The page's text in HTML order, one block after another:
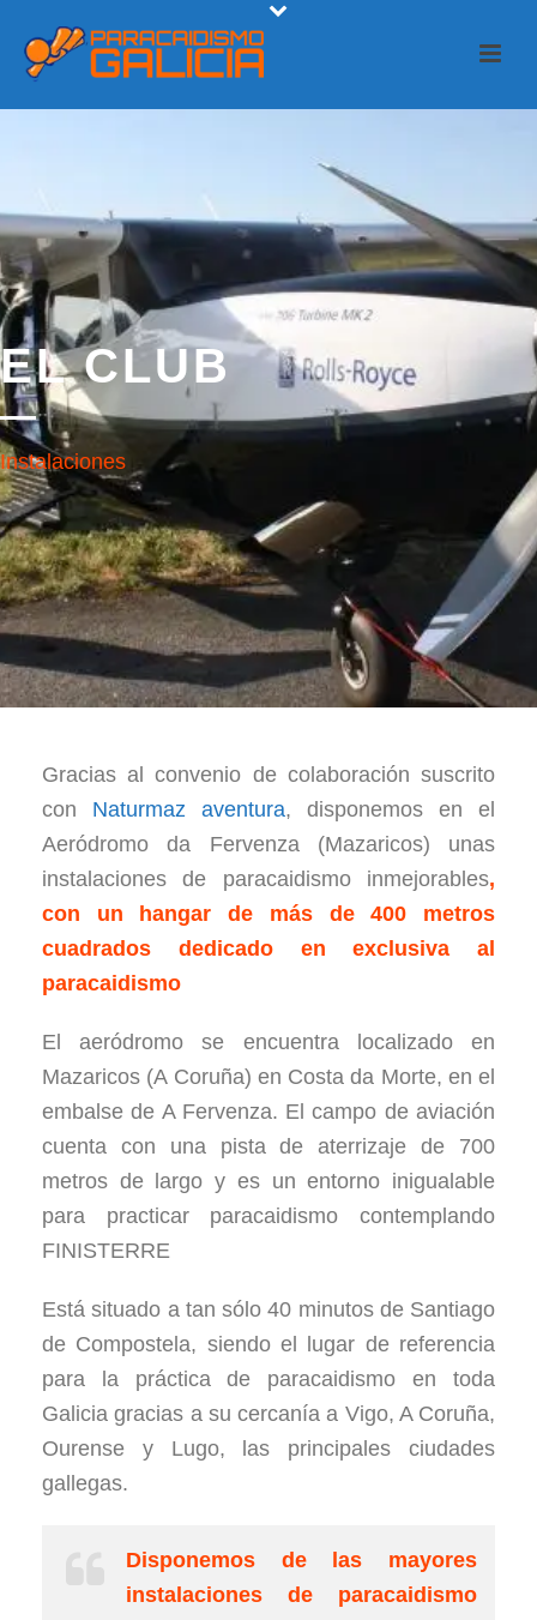
EL CLUB
Instalaciones
Gracias al convenio de colaboración suscrito
con Naturmaz aventura, disponemos en el
Aeródromo da Fervenza (Mazaricos) unas
instalaciones de paracaidismo inmejorables,
con un hangar de más de 400 metros
cuadrados dedicado en exclusiva al
paracaidismo
El aeródromo se encuentra localizado en
Mazaricos (A Coruña) en Costa da Morte, en el
embalse de A Fervenza. El campo de aviación
cuenta con una pista de aterrizaje de 700
metros de largo y es un entorno inigualable
para practicar paracaidismo contemplando
FINISTERRE
Está situado a tan sólo 40 minutos de Santiago
de Compostela, siendo el lugar de referencia
para la práctica de paracaidismo en toda
Galicia gracias a su cercanía a Vigo, A Coruña,
Ourense y Lugo, las principales ciudades
gallegas.
Disponemos de las mayores
instalaciones de paracaidismo